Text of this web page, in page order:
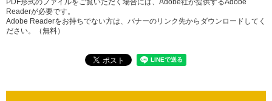
Readerが必要です。
Adobe Readerをお持ちでない方は、バナーのリンク先からダウンロードしてく
ださい。（無料）